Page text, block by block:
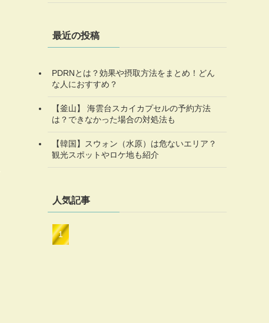
最近の投稿
PDRNとは？効果や摂取方法をまとめ！どん
な人におすすめ？
【釜山】 海雲台スカイカプセルの予約方法
は？できなかった場合の対処法も
【韓国】スウォン（水原）は危ないエリア？
観光スポットやロケ地も紹介
人気記事